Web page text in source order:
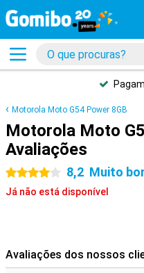
Motorola Moto G54 Power 8GB
Motorola Moto
Avaliações
4 estrelas 8,2 Muito
Já não está disponível
Avaliações dos nossos